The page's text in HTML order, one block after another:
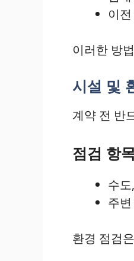
이
이러한 방
시설 및
계약 전 반
점검 항
수
주
환경 점검